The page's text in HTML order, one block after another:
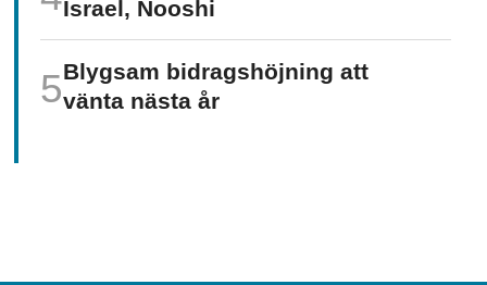
Israel, Nooshi
Blygsam bidrags­höjning att
vänta nästa år